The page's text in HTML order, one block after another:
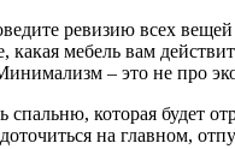
ревизию всех вещей
мебель вам
– это не про
спальню, которая будет
на главном,